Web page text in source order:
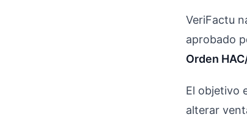
VeriFactu
aprobado
Orden
El objetivo
alterar